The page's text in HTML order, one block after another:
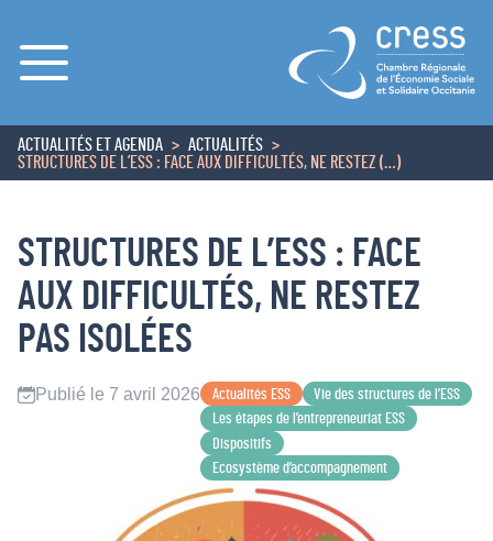
Menu
ACCUEIL
ACTUALITÉS ET AGENDA
ACTUALITÉS
STRUCTURES DE L’ESS : FACE AUX DIFFICULTÉS, NE RESTEZ (…)
STRUCTURES DE L’ESS : FACE
AUX DIFFICULTÉS, NE RESTEZ
PAS ISOLÉES
Publié le 7 avril 2026 Actualités ESS
Vie des structures de l’ESS
Les étapes de l’entrepreneuriat ESS
Dispositifs
Ecosystème d’accompagnement